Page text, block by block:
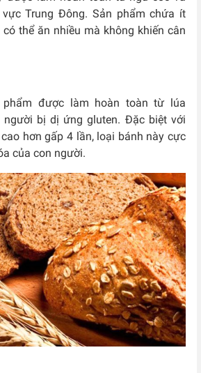
Trung Đông. Sản phẩm chứa ít
thể ăn nhiều mà không khiến cân
được làm hoàn toàn từ lúa
người bị dị ứng gluten. Đặc biệt với
hơn gấp 4 lần, loại bánh này cực
của con người.